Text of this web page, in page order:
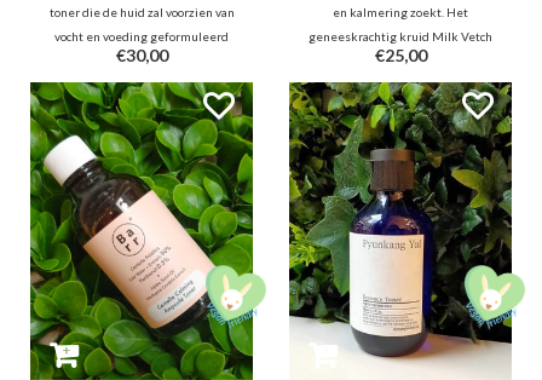
toner die de huid zal voorzien van
vocht en voeding geformuleerd
met 10% Hyaluron. De Hanskin
Skin Essence is de perfecte
product voor de 7-skin method.
Breng het aan in laagjes als toner,
essence én moisturizer.
€30,00
en kalmering zoekt. Het
geneeskrachtig kruid Milk Vetch
Root voorziet de huid van
bescherming en hydratatie. Dit
essence toner is geschikt voor de
7-skin method.
€25,00